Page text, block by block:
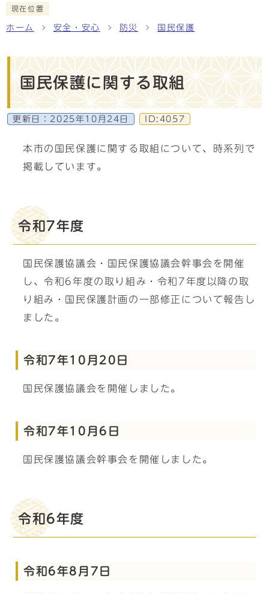
現在位置
ホーム 安全・安心 防災 国民保護
国民保護に関する取組
更新日： 2025年10月24日 ID:4057
本市の国民保護に関する取組について、時系列で
掲載しています。
令和7年度
国民保護協議会・国民保護協議会幹事会を開催
し、令和6年度の取り組み・令和7年度以降の取
り組み・国民保護計画の一部修正について報告し
ました。
令和7年10月20日
国民保護協議会を開催しました。
令和7年10月6日
国民保護協議会幹事会を開催しました。
令和6年度
令和6年8月7日